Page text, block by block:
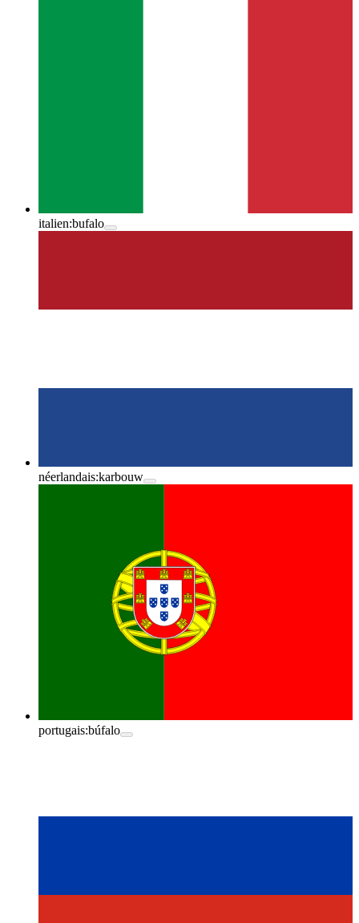
italien:bufalo
néerlandais:karbouw
portugais:búfalo